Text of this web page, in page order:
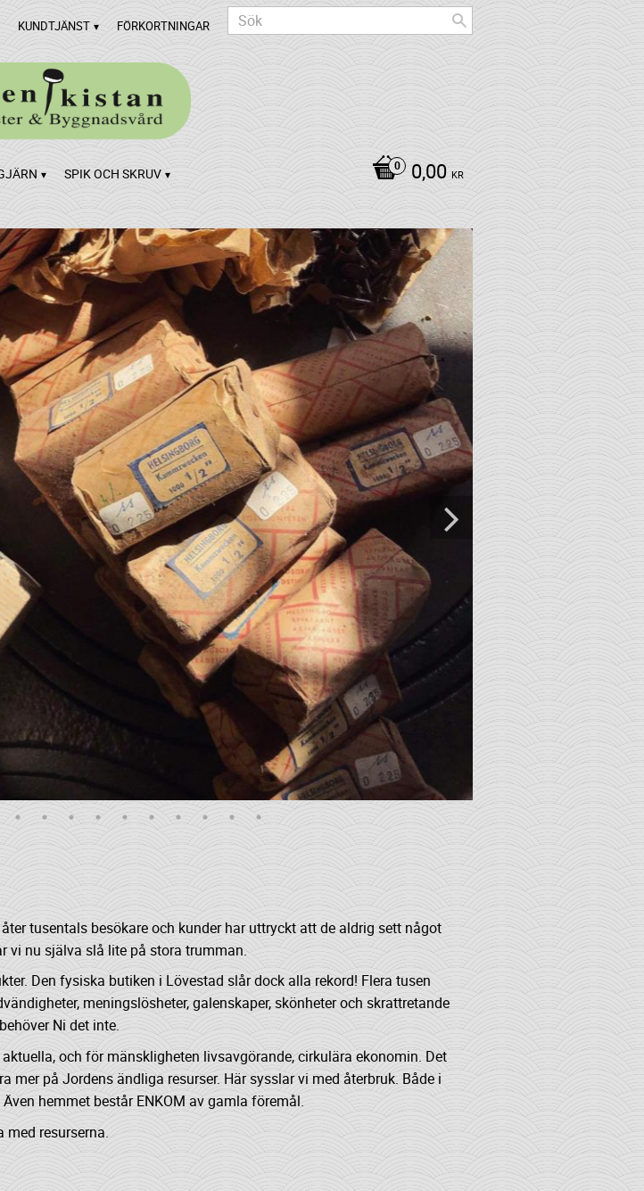
KUNDTJÄNST FÖRKORTNINGAR
0,00 KR
SPIK OCH SKRUV
tusentals besökare och kunder har uttryckt att de aldrig sett något
vi nu själva slå lite på stora trumman.
Den fysiska butiken i Lövestad slår dock alla rekord! Flera tusen
meningslösheter, galenskaper, skönheter och skrattretande
Ni det inte.
och för mänskligheten livsavgörande, cirkulära ekonomin. Det
på Jordens ändliga resurser. Här sysslar vi med återbruk. Både i
hemmet består ENKOM av gamla föremål.
resurserna.